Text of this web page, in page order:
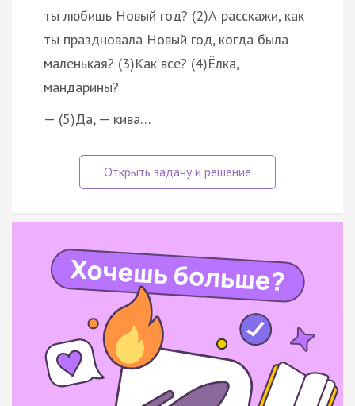
ты любишь Новый год? (2)А расскажи, как
ты праздновала Новый год, когда была
маленькая? (3)Как все? (4)Ёлка,
мандарины?
— (5)Да, — кива…